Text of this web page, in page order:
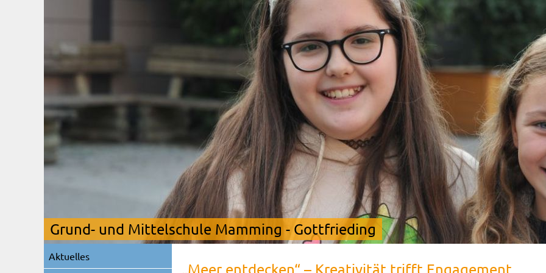
Grund- und Mittelschule Mamming - Gottfrieding
„Meer entdecken“ – Kreativität trifft Engagement
Navigation
überspringen
Aktuelles